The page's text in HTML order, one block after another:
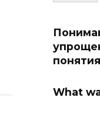
понятия
What